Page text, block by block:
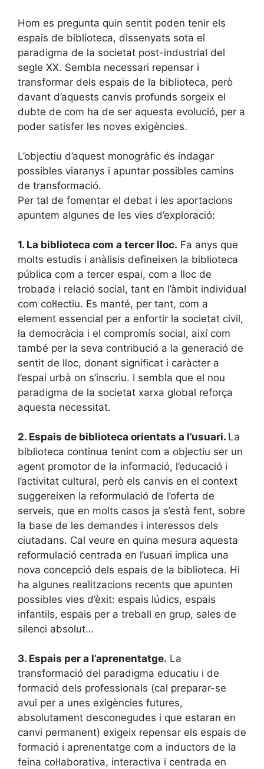
Hom es pregunta quin sentit poden tenir els
espais de biblioteca, dissenyats sota el
paradigma de la societat post-industrial del
segle XX. Sembla necessari repensar i
transformar dels espais de la biblioteca, però
davant d’aquests canvis profunds sorgeix el
dubte de com ha de ser aquesta evolució, per a
poder satisfer les noves exigències.
L’objectiu d’aquest monogràfic és indagar
possibles viaranys i apuntar possibles camins
de transformació.
Per tal de fomentar el debat i les aportacions
apuntem algunes de les vies d’exploració:
1. La biblioteca com a tercer lloc. Fa anys que
molts estudis i anàlisis defineixen la biblioteca
pública com a tercer espai, com a lloc de
trobada i relació social, tant en l’àmbit individual
com col·lectiu. Es manté, per tant, com a
element essencial per a enfortir la societat civil,
la democràcia i el compromís social, així com
també per la seva contribució a la generació de
sentit de lloc, donant significat i caràcter a
l’espai urbà on s’inscriu. I sembla que el nou
paradigma de la societat xarxa global reforça
aquesta necessitat.
2. Espais de biblioteca orientats a l’usuari. La
biblioteca continua tenint com a objectiu ser un
agent promotor de la informació, l’educació i
l’activitat cultural, però els canvis en el context
suggereixen la reformulació de l’oferta de
serveis, que en molts casos ja s’està fent, sobre
la base de les demandes i interessos dels
ciutadans. Cal veure en quina mesura aquesta
reformulació centrada en l’usuari implica una
nova concepció dels espais de la biblioteca. Hi
ha algunes realitzacions recents que apunten
possibles vies d’èxit: espais lúdics, espais
infantils, espais per a treball en grup, sales de
silenci absolut…
3. Espais per a l’aprenentatge. La
transformació del paradigma educatiu i de
formació dels professionals (cal preparar-se
avui per a unes exigències futures,
absolutament desconegudes i que estaran en
canvi permanent) exigeix repensar els espais de
formació i aprenentatge com a inductors de la
feina col·laborativa, interactiva i centrada en